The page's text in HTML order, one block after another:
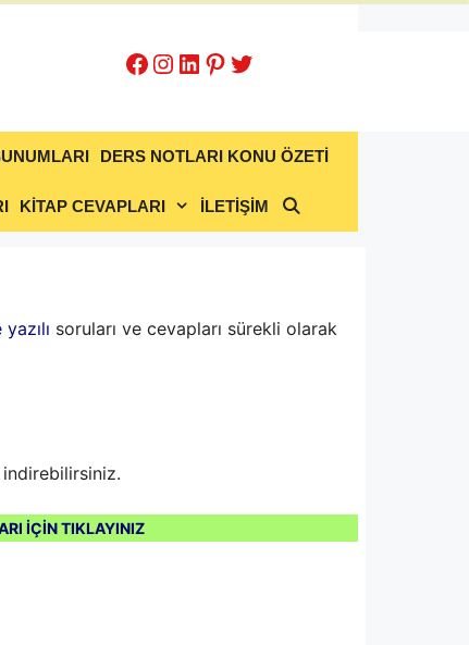
Facebook
Instagram
LinkedIn
Pinterest
Twitter
DERS NOTLARI KONU ÖZETİ
KİTAP CEVAPLARI İLETİŞİM
soruları ve cevapları sürekli olarak
İÇİN TIKLAYINIZ